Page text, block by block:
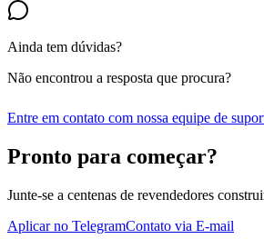
Ainda tem dúvidas?
Não encontrou a resposta que procura?
Entre em contato com nossa equipe de
Pronto para começar?
Junte-se a centenas de revendedores
Aplicar no TelegramContato via E-mail